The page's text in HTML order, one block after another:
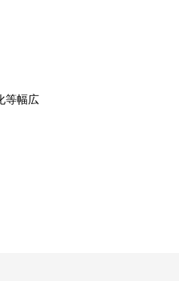
等幅広